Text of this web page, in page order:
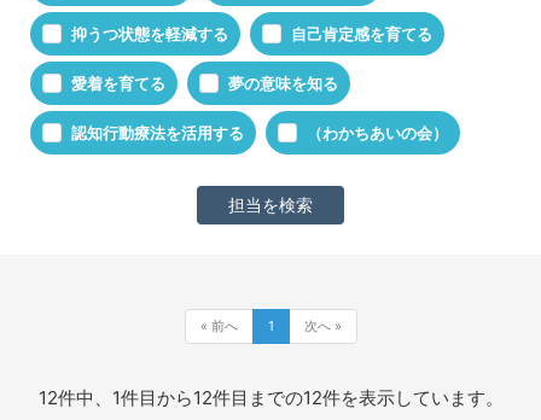
抑うつ状態を軽減する 自己肯定感を育てる
愛着を育てる 夢の意味を知る
認知行動療法を活用する （わかちあいの会）
« 前へ 1 次へ »
12件中、1件目から12件目までの12件を表示しています。